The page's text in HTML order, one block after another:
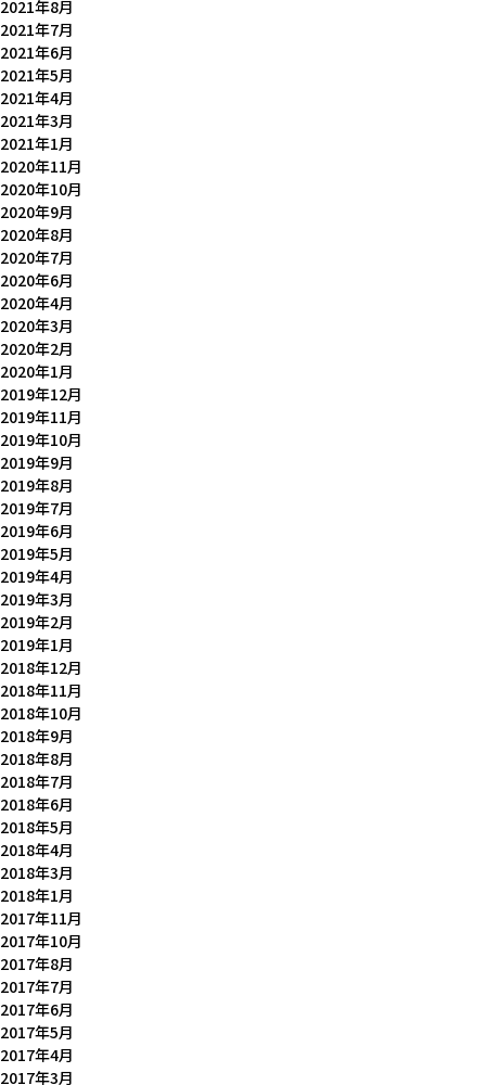
2021年8月
2021年7月
2021年6月
2021年5月
2021年4月
2021年3月
2021年1月
2020年11月
2020年10月
2020年9月
2020年8月
2020年7月
2020年6月
2020年4月
2020年3月
2020年2月
2020年1月
2019年12月
2019年11月
2019年10月
2019年9月
2019年8月
2019年7月
2019年6月
2019年5月
2019年4月
2019年3月
2019年2月
2019年1月
2018年12月
2018年11月
2018年10月
2018年9月
2018年8月
2018年7月
2018年6月
2018年5月
2018年4月
2018年3月
2018年1月
2017年11月
2017年10月
2017年8月
2017年7月
2017年6月
2017年5月
2017年4月
2017年3月